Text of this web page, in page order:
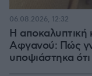
Η αποκαλυπτική
Αφγανού: Πώς
υποψιάστηκα
06.08.2026, 12:32